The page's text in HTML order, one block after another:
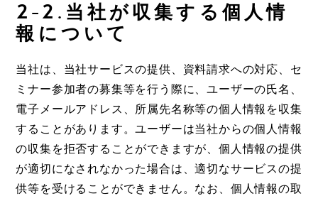
2-2.当社が収集する個人情
報について
当社は、当社サービスの提供、資料請求への対応、セ
ミナー参加者の募集等を行う際に、ユーザーの氏名、
電子メールアドレス、所属先名称等の個人情報を収集
することがあります。ユーザーは当社からの個人情報
の収集を拒否することができますが、個人情報の提供
が適切になされなかった場合は、適切なサービスの提
供等を受けることができません。なお、個人情報の取